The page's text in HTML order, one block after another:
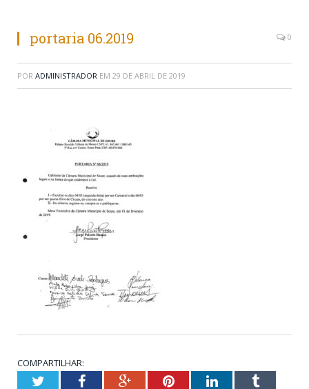
portaria 06.2019 0
POR ADMINISTRADOR EM 29 DE ABRIL DE 2019
COMPARTILHAR:
TwitterFacebookGoogle+PinterestLinkedInTumblr